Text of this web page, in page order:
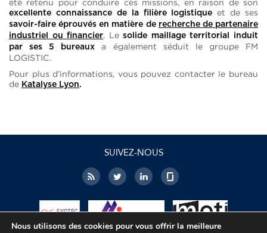
été retenu pour conduire ces missions, en raison de son
excellente connaissance de la filière logistique et de ses
savoir-faire éprouvés en matière de recherche de partenaire
industriel ou financier. Lesolide maillage territorial induit
par ses 5 bureaux a également séduit le groupe FM
LOGISTIC.
Pour plus d’informations, vous pouvez contacter le bureau
de Katalyse Lyon.
SUIVEZ-NOUS
Nous utilisons des cookies pour vous offrir la meilleure